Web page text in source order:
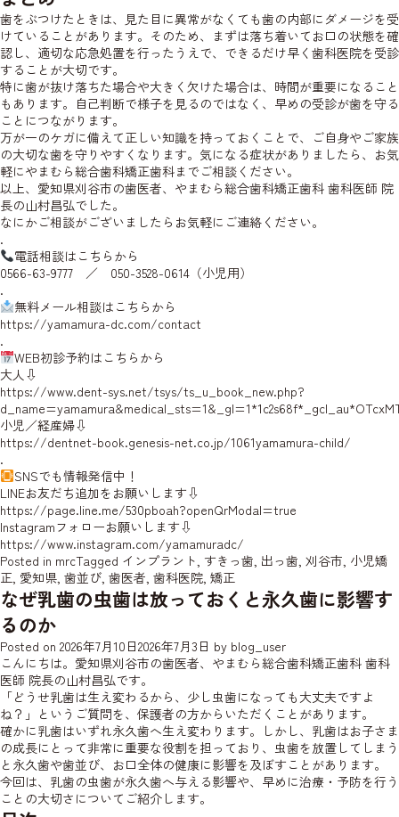
歯をぶつけたときは、見た目に異常がなくても歯の内部にダメージを受
けていることがあります。そのため、まずは落ち着いてお口の状態を確
認し、適切な応急処置を行ったうえで、できるだけ早く歯科医院を受診
することが大切です。
特に歯が抜け落ちた場合や大きく欠けた場合は、時間が重要になること
もあります。自己判断で様子を見るのではなく、早めの受診が歯を守る
ことにつながります。
万が一のケガに備えて正しい知識を持っておくことで、ご自身やご家族
の大切な歯を守りやすくなります。気になる症状がありましたら、お気
軽にやまむら総合歯科矯正歯科までご相談ください。
以上、愛知県刈谷市の歯医者、やまむら総合歯科矯正歯科 歯科医師 院
長の山村昌弘でした。
なにかご相談がございましたらお気軽にご連絡ください。
.
電話相談はこちらから
0566-63-9777 ／ 050-3528-0614（小児用）
.
無料メール相談はこちらから
https://yamamura-dc.com/contact
.
WEB初診予約はこちらから
大人⇩
https://www.dent-sys.net/tsys/ts_u_book_new.php?
小児／経産婦⇩
https://dentnet-book.genesis-net.co.jp/1061yamamura-child/
.
SNSでも情報発信中！
LINEお友だち追加をお願いします⇩
https://page.line.me/530pboah?openQrModal=true
Instagramフォローお願いします⇩
https://www.instagram.com/yamamuradc/
Posted in mrcTagged インプラント, すきっ歯, 出っ歯, 刈谷市, 小児矯
正, 愛知県, 歯並び, 歯医者, 歯科医院, 矯正
なぜ乳歯の虫歯は放っておくと永久歯に影響す
るのか
Posted on 2026年7月10日2026年7月3日 by blog_user
こんにちは。愛知県刈谷市の歯医者、やまむら総合歯科矯正歯科 歯科
医師 院長の山村昌弘です。
「どうせ乳歯は生え変わるから、少し虫歯になっても大丈夫ですよ
ね？」というご質問を、保護者の方からいただくことがあります。
確かに乳歯はいずれ永久歯へ生え変わります。しかし、乳歯はお子さま
の成長にとって非常に重要な役割を担っており、虫歯を放置してしまう
と永久歯や歯並び、お口全体の健康に影響を及ぼすことがあります。
今回は、乳歯の虫歯が永久歯へ与える影響や、早めに治療・予防を行う
ことの大切さについてご紹介します。